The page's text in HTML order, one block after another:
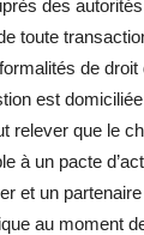
des
toute
de
est
relever que le
à un pacte
et un
au moment